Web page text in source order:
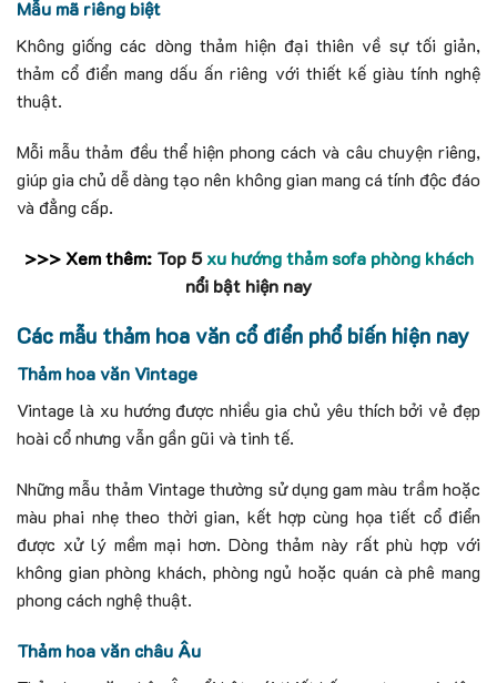
Mẫu mã riêng biệt
Không giống các dòng thảm hiện đại thiên về sự tối giản,
thảm cổ điển mang dấu ấn riêng với thiết kế giàu tính nghệ
thuật.
Mỗi mẫu thảm đều thể hiện phong cách và câu chuyện riêng,
giúp gia chủ dễ dàng tạo nên không gian mang cá tính độc đáo
và đẳng cấp.
>>> Xem thêm:Top 5xu hướng thảm sofa phòng khách
nổi bật hiện nay
Các mẫu thảm hoa văn cổ điển phổ biến hiện nay
Thảm hoa văn Vintage
Vintage là xu hướng được nhiều gia chủ yêu thích bởi vẻ đẹp
hoài cổ nhưng vẫn gần gũi và tinh tế.
Những mẫu thảm Vintage thường sử dụng gam màu trầm hoặc
màu phai nhẹ theo thời gian, kết hợp cùng họa tiết cổ điển
được xử lý mềm mại hơn. Dòng thảm này rất phù hợp với
không gian phòng khách, phòng ngủ hoặc quán cà phê mang
phong cách nghệ thuật.
Thảm hoa văn châu Âu